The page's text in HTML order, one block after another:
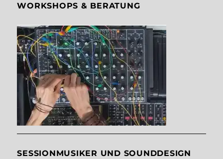
WORKSHOPS & BERATUNG
SESSIONMUSIKER UND SOUNDDESIGN